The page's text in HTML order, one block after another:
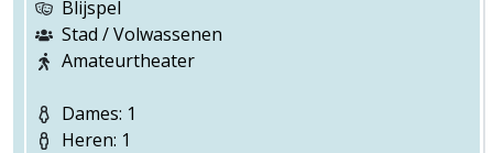
Blijspel
Stad / Volwassenen
Amateurtheater
Dames: 1
Heren: 1